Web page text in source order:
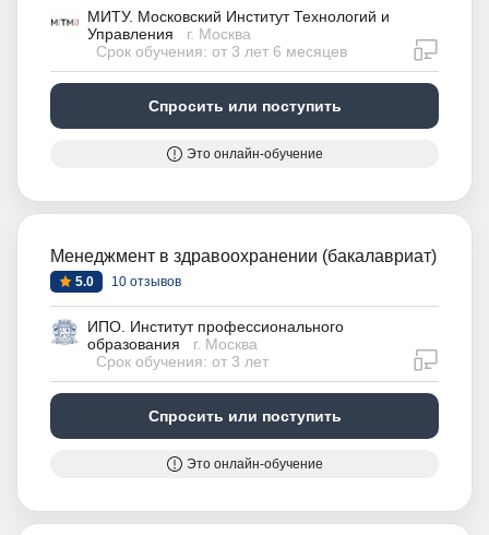
МИТУ. Московский Институт Технологий и
Управления
г. Москва
Срок обучения: от 3 лет 6 месяцев
Спросить или поступить
Это онлайн-обучение
Менеджмент в здравоохранении (бакалавриат)
5.0 10 отзывов
ИПО. Институт профессионального
образования
г. Москва
Срок обучения: от 3 лет
Спросить или поступить
Это онлайн-обучение